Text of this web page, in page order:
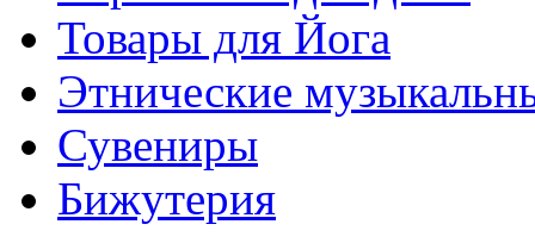
Товары для Йога
Этнические
Сувениры
Бижутерия